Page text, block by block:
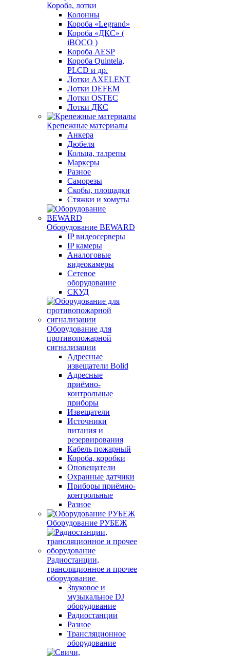
Короба, лотки
Колонны
Короба «Legrand»
Короба «ДКС» (
iBOCO )
Короба AESP
Короба Quintela,
PLCD и др.
Лотки AXELENT
Лотки DEFEM
Лотки OSTEC
Лотки ДКС
Крепежные материалы
Анкера
Дюбеля
Кольца, талрепы
Маркеры
Разное
Саморезы
Скобы, площадки
Стяжки и хомуты
Оборудование BEWARD
IP видеосерверы
IP камеры
Аналоговые
видеокамеры
Сетевое
оборудование
СКУД
Оборудование для
противопожарной
сигнализации
Адресные
извещатели Bolid
Адресные
приёмно-
контрольные
приборы
Извещатели
Источники
питания и
резервирования
Кабель пожарный
Короба, коробки
Оповещатели
Охранные датчики
Приборы приёмно-
контрольные
Разное
Оборудование РУБЕЖ
Радиостанции,
трансляционное и прочее
оборудование
Звуковое и
музыкальное DJ
оборудование
Радиостанции
Разное
Трансляционное
оборудование